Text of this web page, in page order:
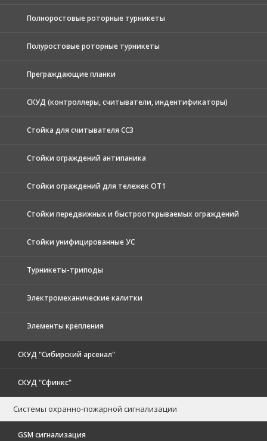
Полноростовые роторные турникеты
Полуростовые роторные турникеты
Преграждающие планки
СКУД (контроллеры, считыватели, индентификаторы)
Стойка для считывателя СС3
Стойки ограждений антипаника
Стойки ограждений для тележек ОТ1
Стойки передвижных и быстрооткрываемых ограждений
Стойки унифицированные УС
Турникеты-триподы
Электромеханические калитки
Элементы крепления
СКУД "Сибирский арсенал"
СКУД "Сфинкс"
Системы охранно-пожарной сигнализации
GSM сигнализация